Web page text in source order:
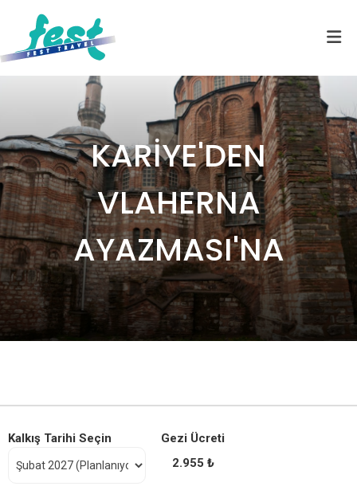
KARİYE'DEN
VLAHERNA
AYAZMASI'NA
Kalkış Tarihi Seçin
Gezi Ücreti
2.955 ₺